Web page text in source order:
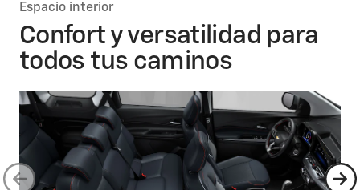
Espacio interior
Confort y versatilidad para
todos tus caminos